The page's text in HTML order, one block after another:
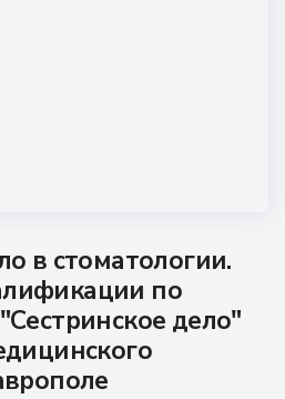
дистанционного обучения
в стоматологии.
по
дело"